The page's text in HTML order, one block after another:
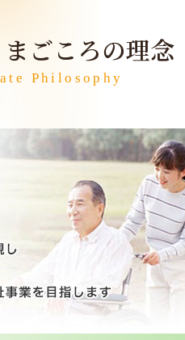
まごころの理念
Philosophy